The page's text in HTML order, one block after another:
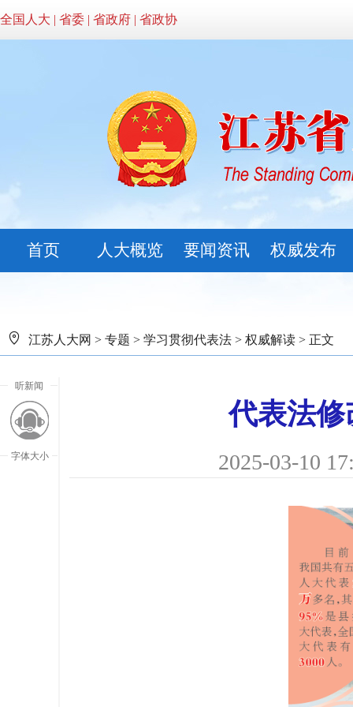
全国人大 | 省委 | 省政府 | 省政协
首页 人大概览 要闻资讯 权威发布
江苏人大网 > 专题 > 学习贯彻代表法 > 权威解读 > 正文
听新闻
字体大小
代表法
2025-03-10